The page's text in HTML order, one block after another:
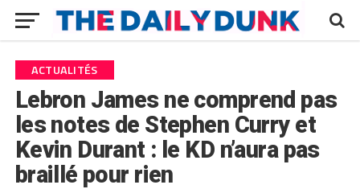
ACTUALITÉS
Lebron James ne comprend pas
les notes de Stephen Curry et
Kevin Durant : le KD n’aura pas
braillé pour rien